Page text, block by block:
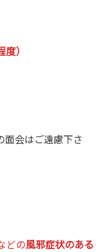
）
会はご遠慮下さ
の風邪症状のある